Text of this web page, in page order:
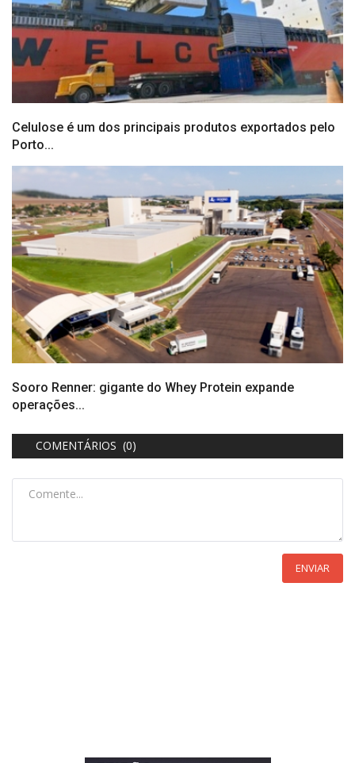
Celulose é um dos principais produtos exportados pelo
Porto...
Sooro Renner: gigante do Whey Protein expande
operações...
COMENTÁRIOS (0)
ENVIAR